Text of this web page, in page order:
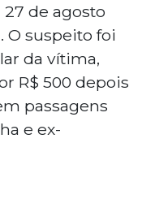
de agosto
O suspeito foi
da vítima,
R$ 500 depois
passagens
e ex-